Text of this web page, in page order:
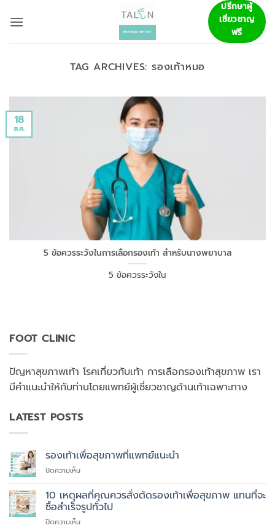
ปรึกษาผู้
เชี่ยวชาญ
ฟรี
TAG ARCHIVES: รองเท้าหมอ
5 ข้อควรระวังในการเลือกรองเท้า สำหรับนางพยาบาล
5 ข้อควรระวังใน
18
ส.ค.
FOOT CLINIC
ปัญหาสุขภาพเท้า โรคเกี่ยวกับเท้า การเลือกรองเท้าสุขภาพ เรา
มีคำแนะนำให้กับท่านโดยแพทย์ผู้เชี่ยวชาญด้านเท้าเฉพาะทาง
LATEST POSTS
รองเท้าเพื่อสุขภาพที่แพทย์แนะนำ
ปิดความเห็นบน
เพื่อ
สุขภาพ
ที่
แพทย์
10 เหตุผลที่คุณควรสั่งตัดรองเท้าเพื่อสุขภาพ แทนที่จะ
ซื้อสำเร็จรูปทั่วไป
ปิดความเห็นบน